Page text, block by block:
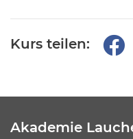
Kurs teilen:
Akademie